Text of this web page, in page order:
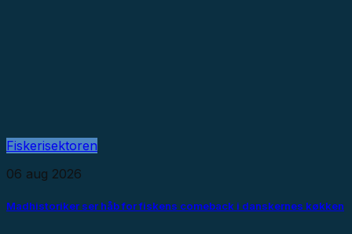
Fiskerisektoren
06 aug 2026
Madhistoriker ser håb for fiskens comeback i danskernes køkken